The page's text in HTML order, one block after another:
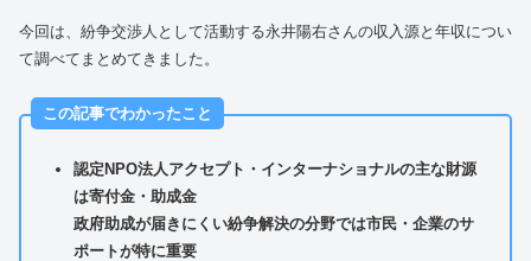
今回は、紛争交渉人として活動する永井陽右さんの収入源と年収につい
て調べてまとめてきました。
この記事でわかったこと
認定NPO法人アクセプト・インターナショナルの主な財源
は寄付金・助成金
政府助成が届きにくい紛争解決の分野では市民・企業のサ
ポートが特に重要